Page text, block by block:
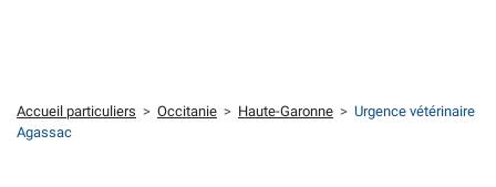
Accueil particuliers > Occitanie > Haute-Garonne > Urgence vétérinaire
Agassac